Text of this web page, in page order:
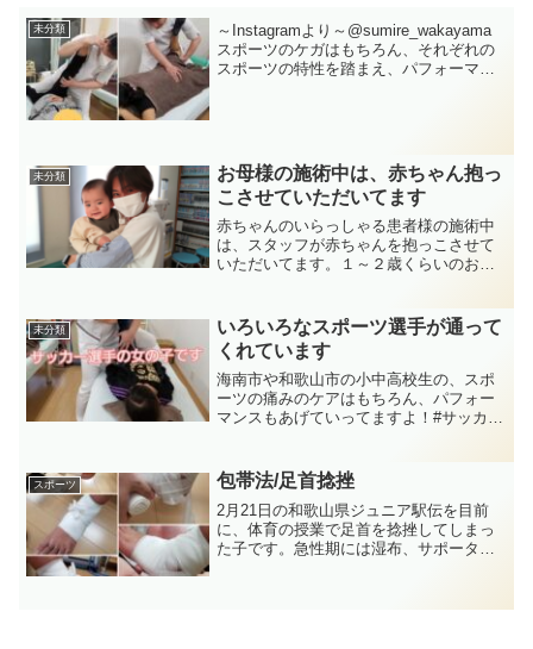
未分類
～Instagramより～@sumire_wakayama
スポーツのケガはもちろん、それぞれの
スポーツの特性を踏まえ、パフォーマン
未分類
お母様の施術中は、赤ちゃん抱っ
こさせていただいてます
赤ちゃんのいらっしゃる患者様の施術中
は、スタッフが赤ちゃんを抱っこさせて
いただいてます。１～２歳くらいのお子
様は、お子さまもご一緒にお越しくださ
い。（でも泣いちゃったら...
未分類
いろいろなスポーツ選手が通って
くれています
海南市や和歌山市の小中高校生の、スポ
ーツの痛みのケアはもちろん、パフォー
マンスもあげていってますよ！#サッカー
な選手が来てくれてます。
スポーツ 包帯法/足首捻挫
2月21日の和歌山県ジュニア駅伝を目前
に、体育の授業で足首を捻挫してしまっ
た子です。急性期には湿布、サポータ